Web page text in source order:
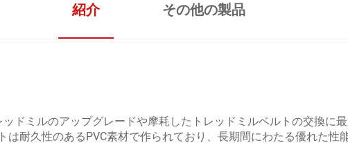
紹介 その他の製品
ドミルのアップグレードや摩耗したトレッドミルベルトの交換に
耐久性のあるPVC素材で作られており、長期間にわたる優れた性